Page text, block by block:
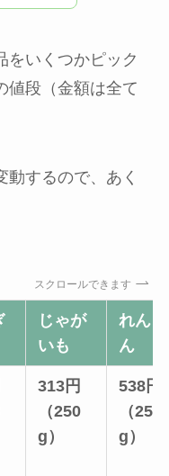
をいくつかピック
値段（金額は全て
するので、あく
スクロールできます
じゃが
いも
れんこ
ん
313円
（250
g）
538円
（250
g）